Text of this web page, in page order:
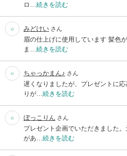
ロ… 続きを読む
みどけい さん
眉の仕上げに使用しています 髪色
ま… 続きを読む
ちゃっかまん♪ さん
遅くなりましたが、プレゼントに
りが… 続きを読む
ぼっこりん さん
プレゼント企画でいただきました
があ… 続きを読む